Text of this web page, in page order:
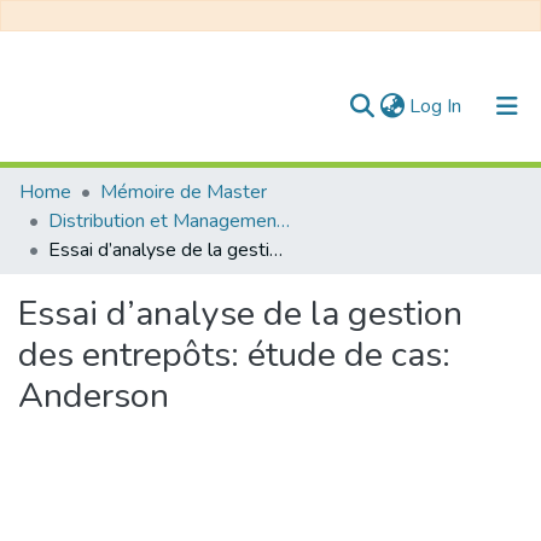
Log In (current)
Communities & Collections
All of DSpace
Home
Mémoire de Master
Distribution et Management de la Chaîne Logistique
Essai d’analyse de la gestion des entrepôts: étude de cas: Anderson
Essai d’analyse de la gestion
des entrepôts: étude de cas:
Anderson